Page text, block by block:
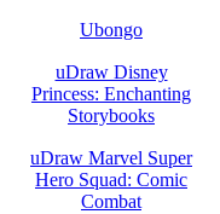
Ubongo
uDraw Disney
Princess: Enchanting
Storybooks
uDraw Marvel Super
Hero Squad: Comic
Combat